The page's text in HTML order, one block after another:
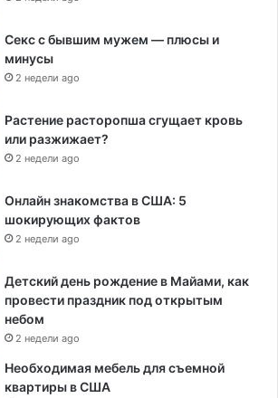
Секс с бывшим мужем — плюсы и
минусы
2 недели ago
Растение расторопша сгущает кровь
или разжижает?
2 недели ago
Онлайн знакомства в США: 5
шокирующих фактов
2 недели ago
Детский день рождение в Майами, как
провести праздник под открытым
небом
2 недели ago
Необходимая мебель для съемной
квартиры в США